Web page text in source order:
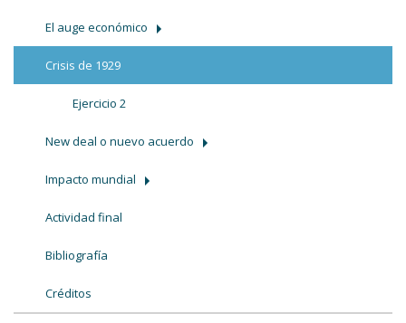
El auge económico
Crisis de 1929
Ejercicio 2
New deal o nuevo acuerdo
Impacto mundial
Actividad final
Bibliografía
Créditos